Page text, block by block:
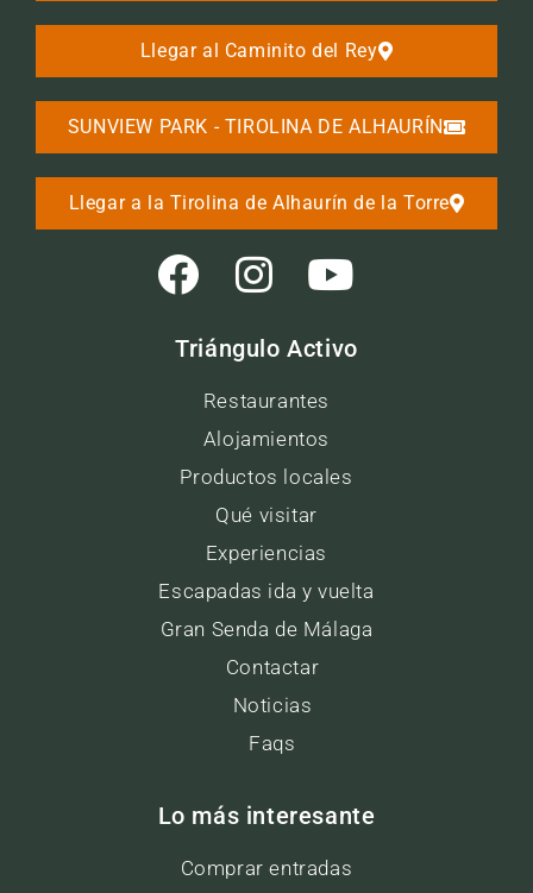
Llegar al Caminito del Rey
SUNVIEW PARK - TIROLINA DE ALHAURÍN
Llegar a la Tirolina de Alhaurín de la Torre
Triángulo Activo
Restaurantes
Alojamientos
Productos locales
Qué visitar
Experiencias
Escapadas ida y vuelta
Gran Senda de Málaga
Contactar
Noticias
Faqs
Lo más interesante
Comprar entradas